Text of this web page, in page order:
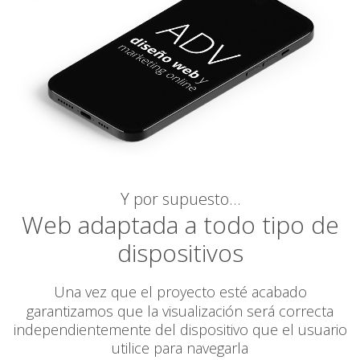
Y por supuesto…
Web adaptada a todo tipo de
dispositivos
Una vez que el proyecto esté acabado
garantizamos que la visualización será correcta
independientemente del dispositivo que el usuario
utilice para navegarla